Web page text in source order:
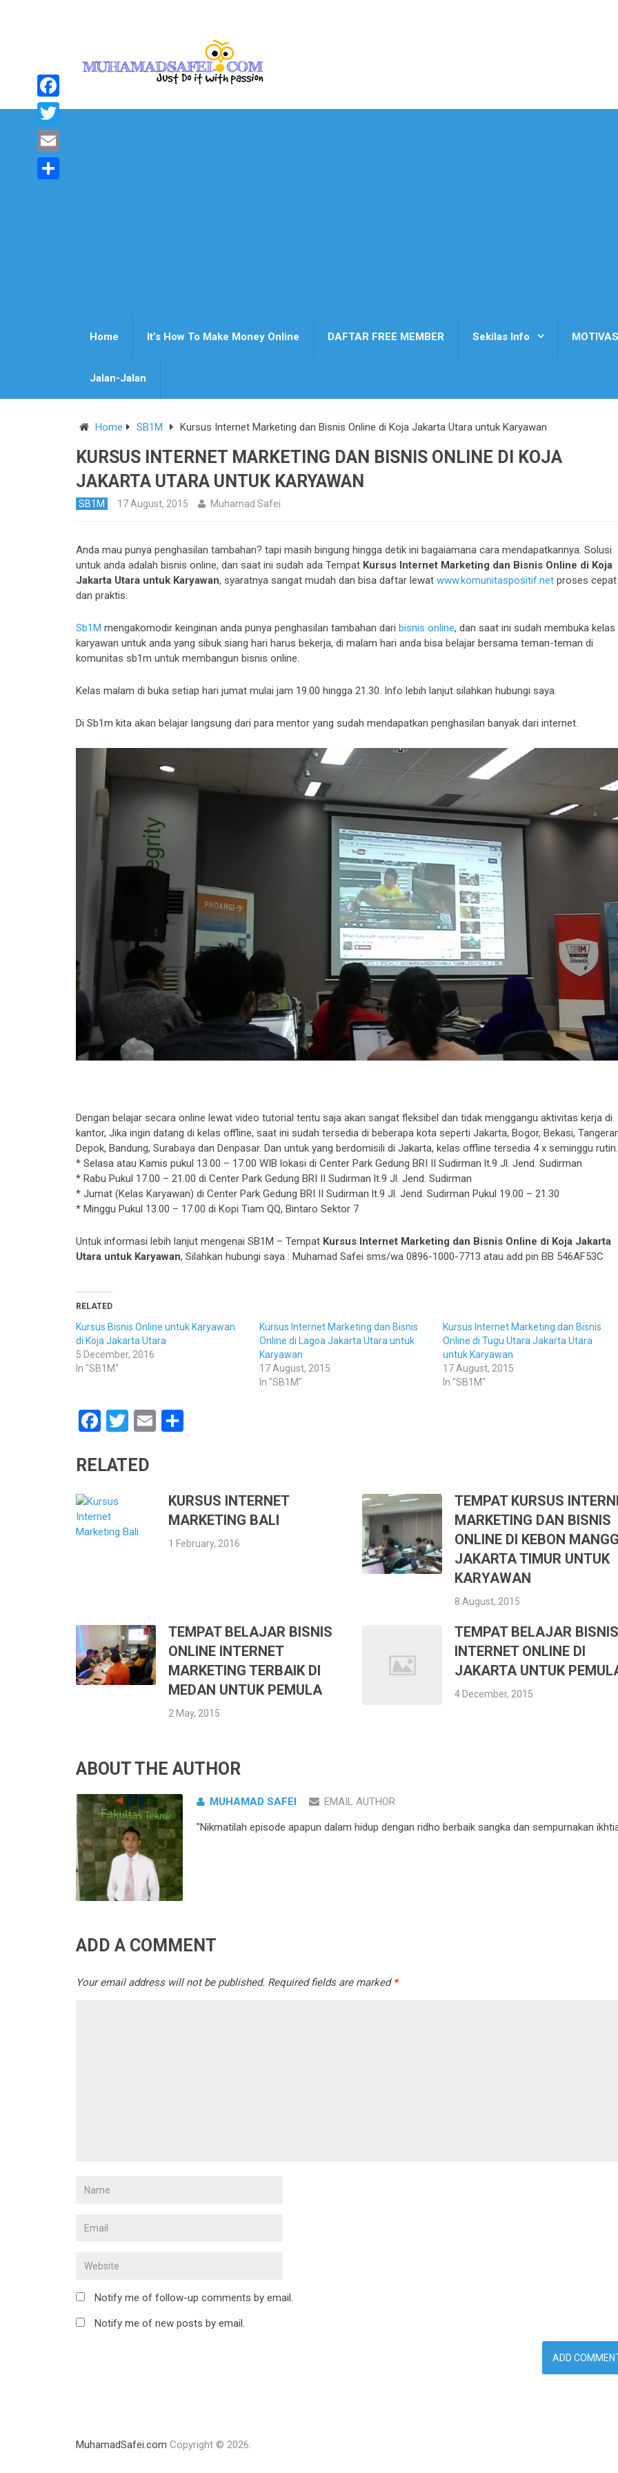
Home It’s How To Make Money Online DAFTAR FREE MEMBER Sekilas Info
Jalan-Jalan
Home SB1M Kursus Internet Marketing dan Bisnis Online di Koja Jakarta Utara untuk Karyawan
KURSUS INTERNET MARKETING DAN BISNIS ONLINE DI KOJA
JAKARTA UTARA UNTUK KARYAWAN
SB1M 17 August, 2015 Muhamad Safei
Anda mau punya penghasilan tambahan? tapi masih bingung hingga detik ini bagaiamana cara mendapatkannya. Solusi
untuk anda adalah bisnis online, dan saat ini sudah ada Tempat Kursus Internet Marketing dan Bisnis Online di Koja
Jakarta Utara untuk Karyawan, syaratnya sangat mudah dan bisa daftar lewat www.komunitaspositif.net proses cepat
dan praktis.
Sb1M mengakomodir keinginan anda punya penghasilan tambahan dari bisnis online, dan saat ini sudah membuka kelas
karyawan untuk anda yang sibuk siang hari harus bekerja, di malam hari anda bisa belajar bersama teman-teman di
komunitas sb1m untuk membangun bisnis online.
Kelas malam di buka setiap hari jumat mulai jam 19.00 hingga 21.30. Info lebih lanjut silahkan hubungi saya.
Di Sb1m kita akan belajar langsung dari para mentor yang sudah mendapatkan penghasilan banyak dari internet.
Dengan belajar secara online lewat video tutorial tentu saja akan sangat fleksibel dan tidak menggangu aktivitas kerja di
kantor, Jika ingin datang di kelas offline, saat ini sudah tersedia di beberapa kota seperti Jakarta, Bogor, Bekasi,
Depok, Bandung, Surabaya dan Denpasar. Dan untuk yang berdomisili di Jakarta, kelas offline tersedia 4 x seminggu rutin.
* Selasa atau Kamis pukul 13.00 – 17.00 WIB lokasi di Center Park Gedung BRI II Sudirman lt.9 Jl. Jend. Sudirman
* Rabu Pukul 17.00 – 21.00 di Center Park Gedung BRI II Sudirman lt.9 Jl. Jend. Sudirman
* Jumat (Kelas Karyawan) di Center Park Gedung BRI II Sudirman lt.9 Jl. Jend. Sudirman Pukul 19.00 – 21.30
* Minggu Pukul 13.00 – 17.00 di Kopi Tiam QQ, Bintaro Sektor 7
Untuk informasi lebih lanjut mengenai SB1M – Tempat Kursus Internet Marketing dan Bisnis Online di Koja Jakarta
Utara untuk Karyawan, Silahkan hubungi saya : Muhamad Safei sms/wa 0896-1000-7713 atau add pin BB 546AF53C
RELATED
Kursus Bisnis Online untuk Karyawan
di Koja Jakarta Utara
5 December, 2016
In "SB1M"
Kursus Internet Marketing dan Bisnis
Online di Lagoa Jakarta Utara untuk
Karyawan
17 August, 2015
In "SB1M"
Kursus Internet Marketing dan Bisnis
Online di Tugu Utara Jakarta Utara
untuk Karyawan
17 August, 2015
In "SB1M"
Facebook
TwitterEmail
RELATED
KURSUS INTERNET
MARKETING BALI
1 February, 2016
TEMPAT KURSUS
MARKETING DAN BISNIS
ONLINE DI KEBON
JAKARTA TIMUR UNTUK
KARYAWAN
8 August, 2015
TEMPAT BELAJAR BISNIS
ONLINE INTERNET
MARKETING TERBAIK DI
MEDAN UNTUK PEMULA
2 May, 2015
TEMPAT BELAJAR BISNIS
INTERNET ONLINE DI
JAKARTA UNTUK
4 December, 2015
ABOUT THE AUTHOR
MUHAMAD SAFEI EMAIL AUTHOR
"Nikmatilah episode apapun dalam hidup dengan ridho berbaik sangka dan sempurnakan
ADD A COMMENT
Your email address will not be published. Required fields are marked *
Notify me of follow-up comments by email.
Notify me of new posts by email.
Facebook
Twitter
Email
MuhamadSafei.com Copyright © 2026.